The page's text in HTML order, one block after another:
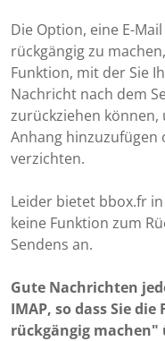
Die Option, eine E-Mail
rückgängig zu
Funktion, mit der Sie
Nachricht nach dem
zurückziehen können,
Anhang hinzuzufügen
verzichten.
Leider bietet bbox.fr
keine Funktion zum
Sendens an.
Gute Nachrichten
IMAP, so dass Sie
rückgängig machen"